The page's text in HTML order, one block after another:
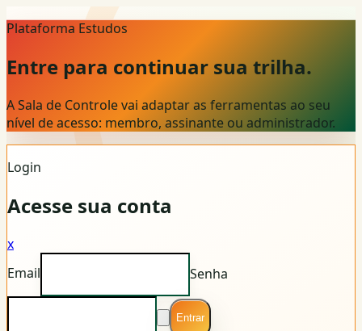
Plataforma Estudos
Entre para continuar sua trilha.
A Sala de Controle vai adaptar as ferramentas ao seu
nível de acesso: membro, assinante ou administrador.
Login
Acesse sua conta
x
Email
Senha
Entrar